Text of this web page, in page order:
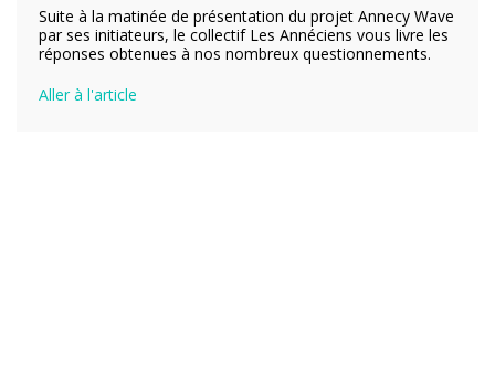
Suite à la matinée de présentation du projet Annecy Wave
par ses initiateurs, le collectif Les Annéciens vous livre les
réponses obtenues à nos nombreux questionnements.
Aller à l'article